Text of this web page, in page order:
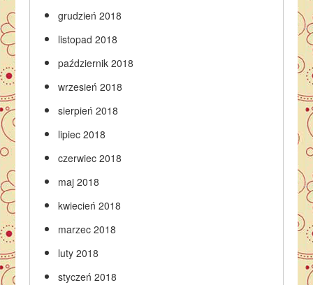
grudzień 2018
listopad 2018
październik 2018
wrzesień 2018
sierpień 2018
lipiec 2018
czerwiec 2018
maj 2018
kwiecień 2018
marzec 2018
luty 2018
styczeń 2018